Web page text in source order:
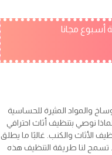
والمواد المثيرة للحساسية
نوصي بتنظيف أثاث احترافي
الأثاث والكنب. غالبًا ما يطلق
تسمح لنا طريقة التنظيف هذه